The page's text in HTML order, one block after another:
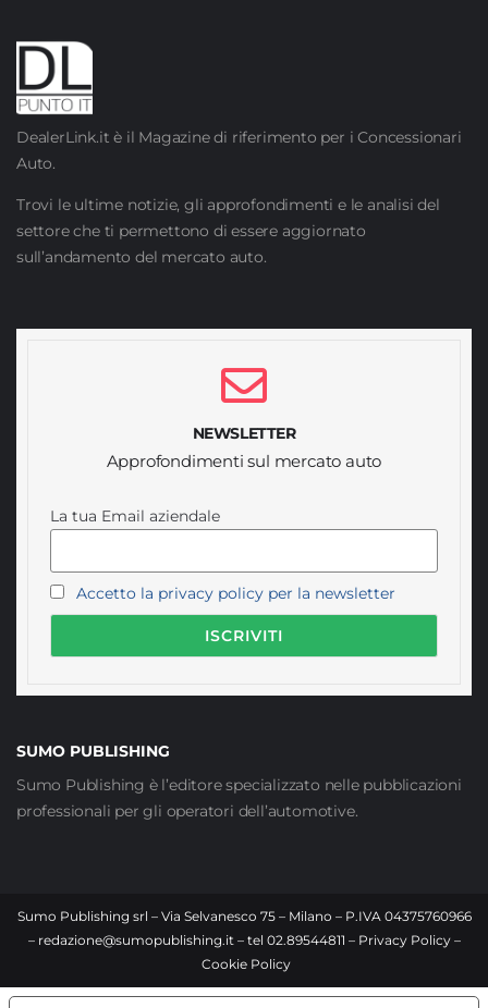
DealerLink.it è il Magazine di riferimento per i Concessionari
Auto.
Trovi le ultime notizie, gli approfondimenti e le analisi del
settore che ti permettono di essere aggiornato
sull’andamento del mercato auto.
NEWSLETTER
Approfondimenti sul mercato auto
La tua Email aziendale
Accetto la privacy policy per la newsletter
SUMO PUBLISHING
Sumo Publishing è l’editore specializzato nelle pubblicazioni
professionali per gli operatori dell’automotive.
Sumo Publishing srl – Via Selvanesco 75 – Milano – P.IVA 04375760966
– redazione@sumopublishing.it – tel 02.89544811 – Privacy Policy–
Cookie Policy